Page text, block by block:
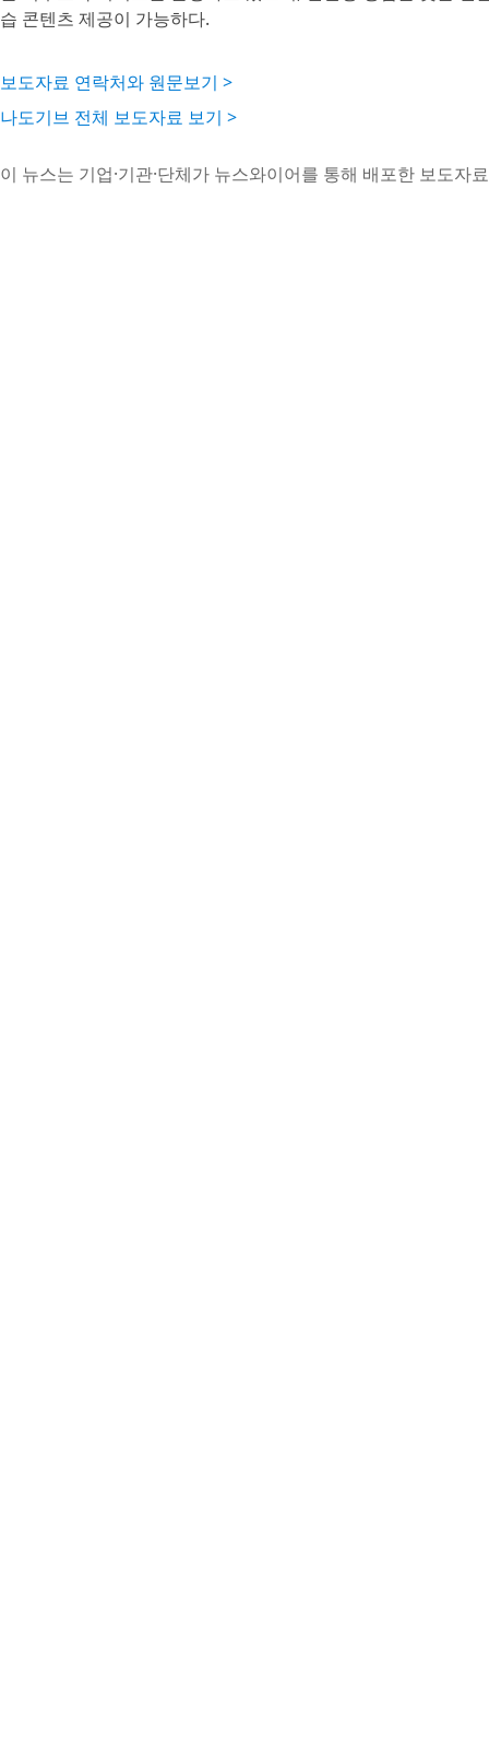
습 콘텐츠 제공이 가능하다.
보도자료 연락처와 원문보기 >
나도기브 전체 보도자료 보기 >
이 뉴스는 기업·기관·단체가 뉴스와이어를 통해 배포한 보도자